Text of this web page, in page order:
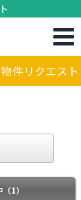
物件リクエスト
1）